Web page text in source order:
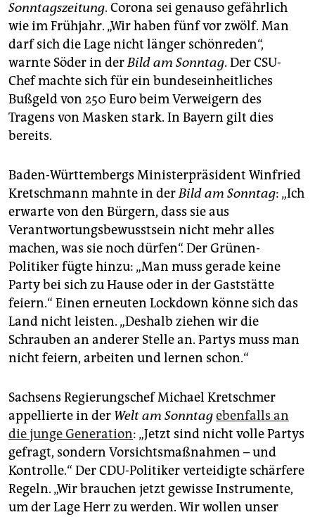
Sonntagszeitung. Corona sei genauso gefährlich
wie im Frühjahr. „Wir haben fünf vor zwölf. Man
darf sich die Lage nicht länger schönreden“,
warnte Söder in derBild am Sonntag. Der CSU-
Chef machte sich für ein bundeseinheitliches
Bußgeld von 250 Euro beim Verweigern des
Tragens von Masken stark. In Bayern gilt dies
bereits.
Baden-Württembergs Ministerpräsident Winfried
Kretschmann mahnte in derBild am Sonntag: „Ich
erwarte von den Bürgern, dass sie aus
Verantwortungsbewusstsein nicht mehr alles
machen, was sie noch dürfen“. Der Grünen-
Politiker fügte hinzu: „Man muss gerade keine
Party bei sich zu Hause oder in der Gaststätte
feiern.“ Einen erneuten Lockdown könne sich das
Land nicht leisten. „Deshalb ziehen wir die
Schrauben an anderer Stelle an. Partys muss man
nicht feiern, arbeiten und lernen schon.“
Sachsens Regierungschef Michael Kretschmer
appellierte in der Welt am Sonntagebenfalls an
die junge Generation: „Jetzt sind nicht volle Partys
gefragt, sondern Vorsichtsmaßnahmen – und
Kontrolle.“ Der CDU-Politiker verteidigte schärfere
Regeln. „Wir brauchen jetzt gewisse Instrumente,
um der Lage Herr zu werden. Wir wollen unser